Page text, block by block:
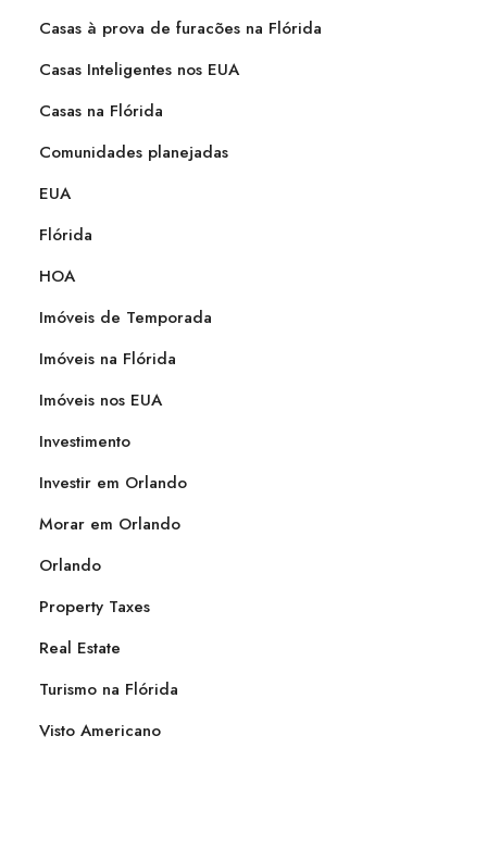
Casas à prova de furacões na Flórida
Casas Inteligentes nos EUA
Casas na Flórida
Comunidades planejadas
EUA
Flórida
HOA
Imóveis de Temporada
Imóveis na Flórida
Imóveis nos EUA
Investimento
Investir em Orlando
Morar em Orlando
Orlando
Property Taxes
Real Estate
Turismo na Flórida
Visto Americano